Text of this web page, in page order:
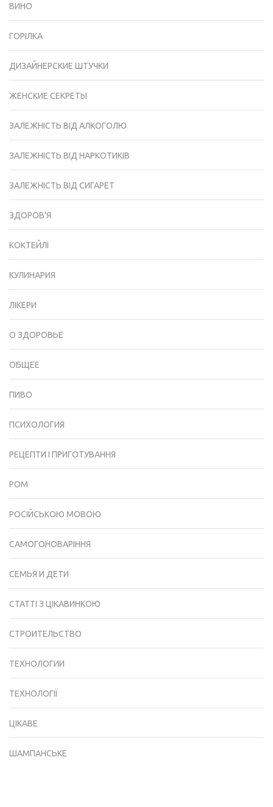
ВИНО
ГОРІЛКА
ДИЗАЙНЕРСКИЕ ШТУЧКИ
ЖЕНСКИЕ СЕКРЕТЫ
ЗАЛЕЖНІСТЬ ВІД АЛКОГОЛЮ
ЗАЛЕЖНІСТЬ ВІД НАРКОТИКІВ
ЗАЛЕЖНІСТЬ ВІД СИГАРЕТ
ЗДОРОВ'Я
КОКТЕЙЛІ
КУЛИНАРИЯ
ЛІКЕРИ
О ЗДОРОВЬЕ
ОБЩЕЕ
ПИВО
ПСИХОЛОГИЯ
РЕЦЕПТИ І ПРИГОТУВАННЯ
РОМ
РОСІЙСЬКОЮ МОВОЮ
САМОГОНОВАРІННЯ
СЕМЬЯ И ДЕТИ
СТАТТІ З ЦІКАВИНКОЮ
СТРОИТЕЛЬСТВО
ТЕХНОЛОГИИ
ТЕХНОЛОГІЇ
ЦІКАВЕ
ШАМПАНСЬКЕ